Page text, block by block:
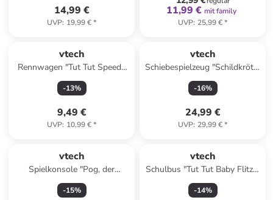
14,99 €
UVP: 19,99 €*
11,99 € mit family
UVP: 25,99 €*
vtech
Rennwagen "Tut Tut Speedy
Flitzer" - ab 2 Jahren
-13%
9,49 €
UVP: 10,99 €*
vtech
Schiebespielzeug "Schildkröte"
- ab 12 Monaten
-16%
24,99 €
UVP: 29,99 €*
vtech
Spielkonsole "Pog, der
Gaming-Buddy" - ab 3 Jahren
-15%
vtech
Schulbus "Tut Tut Baby Flitzer
- CoComelon" in Gelb - ab 18
Monaten
-14%